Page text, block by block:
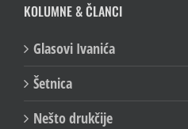
KOLUMNE & ČLANCI
Glasovi Ivanića
Šetnica